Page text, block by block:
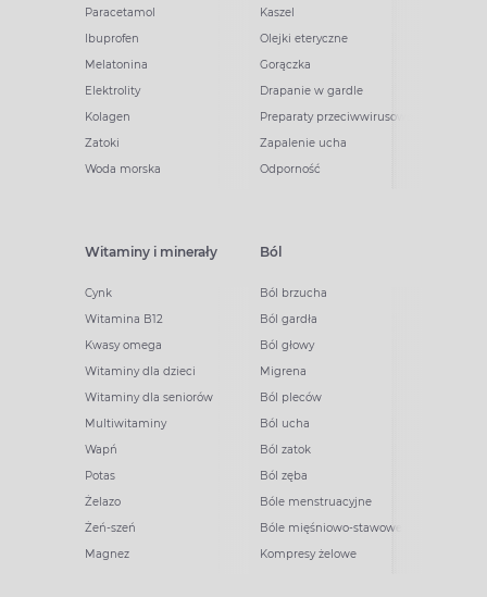
Paracetamol
Ibuprofen
Melatonina
Elektrolity
Kolagen
Zatoki
Woda morska
Kaszel
Olejki eteryczne
Gorączka
Drapanie w gardle
Preparaty przeciwwirusowe
Zapalenie ucha
Odporność
Witaminy i minerały
Cynk
Witamina B12
Kwasy omega
Witaminy dla dzieci
Witaminy dla seniorów
Multiwitaminy
Wapń
Potas
Żelazo
Żeń-szeń
Magnez
Ból
Ból brzucha
Ból gardła
Ból głowy
Migrena
Ból pleców
Ból ucha
Ból zatok
Ból zęba
Bóle menstruacyjne
Bóle mięśniowo-stawowe
Kompresy żelowe